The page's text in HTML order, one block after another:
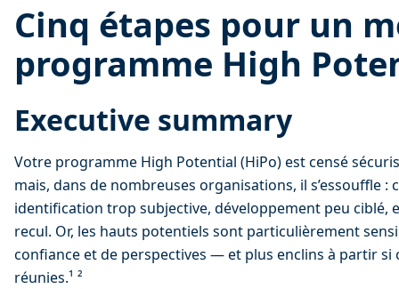
Cinq étapes pour un
programme High
Executive summary
Votre programme High Potential (HiPo) est censé
mais, dans de nombreuses organisations, il s’essouffle
identification trop subjective, développement peu ciblé,
recul. Or, les hauts potentiels sont particulièrement
confiance et de perspectives — et plus enclins à partir
réunies.¹ ²